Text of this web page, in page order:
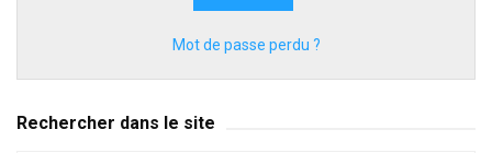
Mot de passe perdu ?
Rechercher dans le site